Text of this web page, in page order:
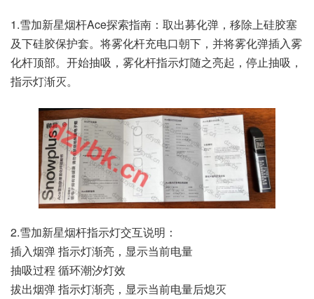
1.雪加新星烟杆Ace探索指南：取出募化弹，移除上硅胶塞
及下硅胶保护套。将雾化杆充电口朝下，并将雾化弹插入雾
化杆顶部。开始抽吸，雾化杆指示灯随之亮起，停止抽吸，
指示灯渐灭。
2.雪加新星烟杆指示灯交互说明：
插入烟弹 指示灯渐亮，显示当前电量
抽吸过程 循环潮汐灯效
拔出烟弹 指示灯渐亮，显示当前电量后熄灭